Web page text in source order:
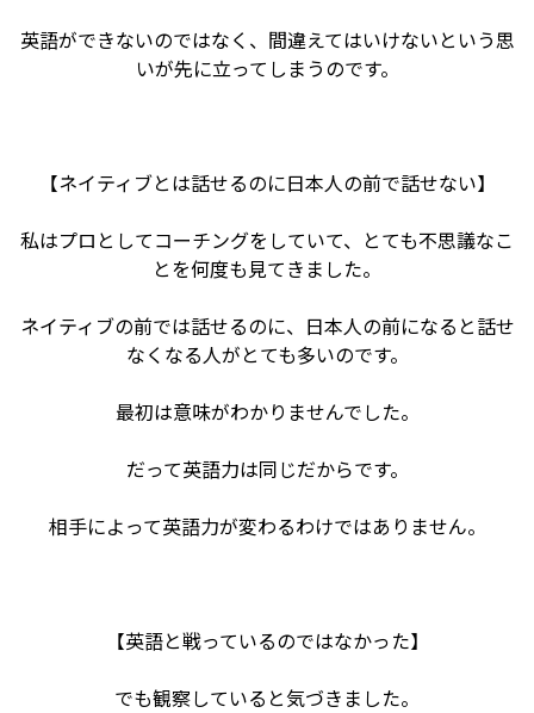
英語ができないのではなく、間違えてはいけないという思
いが先に立ってしまうのです。
【ネイティブとは話せるのに日本人の前で話せない】
私はプロとしてコーチングをしていて、とても不思議なこ
とを何度も見てきました。
ネイティブの前では話せるのに、日本人の前になると話せ
なくなる人がとても多いのです。
最初は意味がわかりませんでした。
だって英語力は同じだからです。
相手によって英語力が変わるわけではありません。
【英語と戦っているのではなかった】
でも観察していると気づきました。